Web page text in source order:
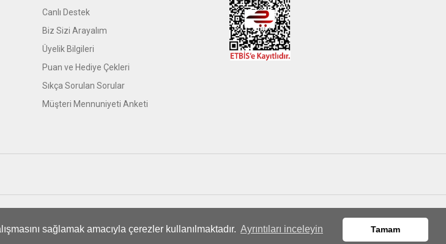
sağlamak amacıyla çerezler kullanılmaktadır. Ayrıntıları inceleyin Tamam
Canlı Destek
Biz Sizi Arayalım
Üyelik Bilgileri
Puan ve Hediye Çekleri
Sıkça Sorulan Sorular
Müşteri Mennuniyeti Anketi